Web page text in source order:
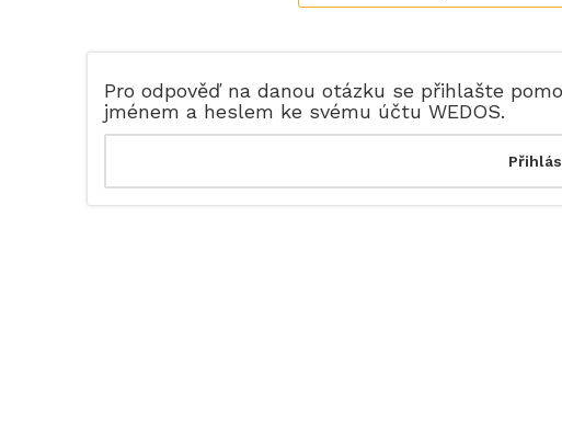
Pro odpověď na danou otázku se přihlašte
jménem a heslem ke svému účtu WEDOS.